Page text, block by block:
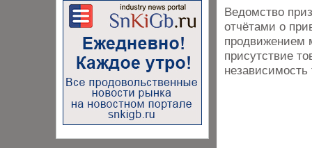
Ведомство
отчётами о
продвижением
присутствие